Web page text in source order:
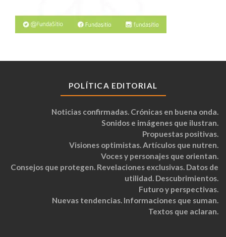
POLÍTICA EDITORIAL
Noticias confirmadas. Crónicas en buena onda.
Sonidos e imágenes que ilustran.
Propuestas positivas.
Visiones optimistas. Artículos que nutren.
Voces y personajes que orientan.
Consejos que protegen. Revelaciones exclusivas. Datos de
utilidad. Descubrimientos.
Futuro y perspectivas.
Nuevas tendencias. Informaciones que suman.
Textos que aclaran.